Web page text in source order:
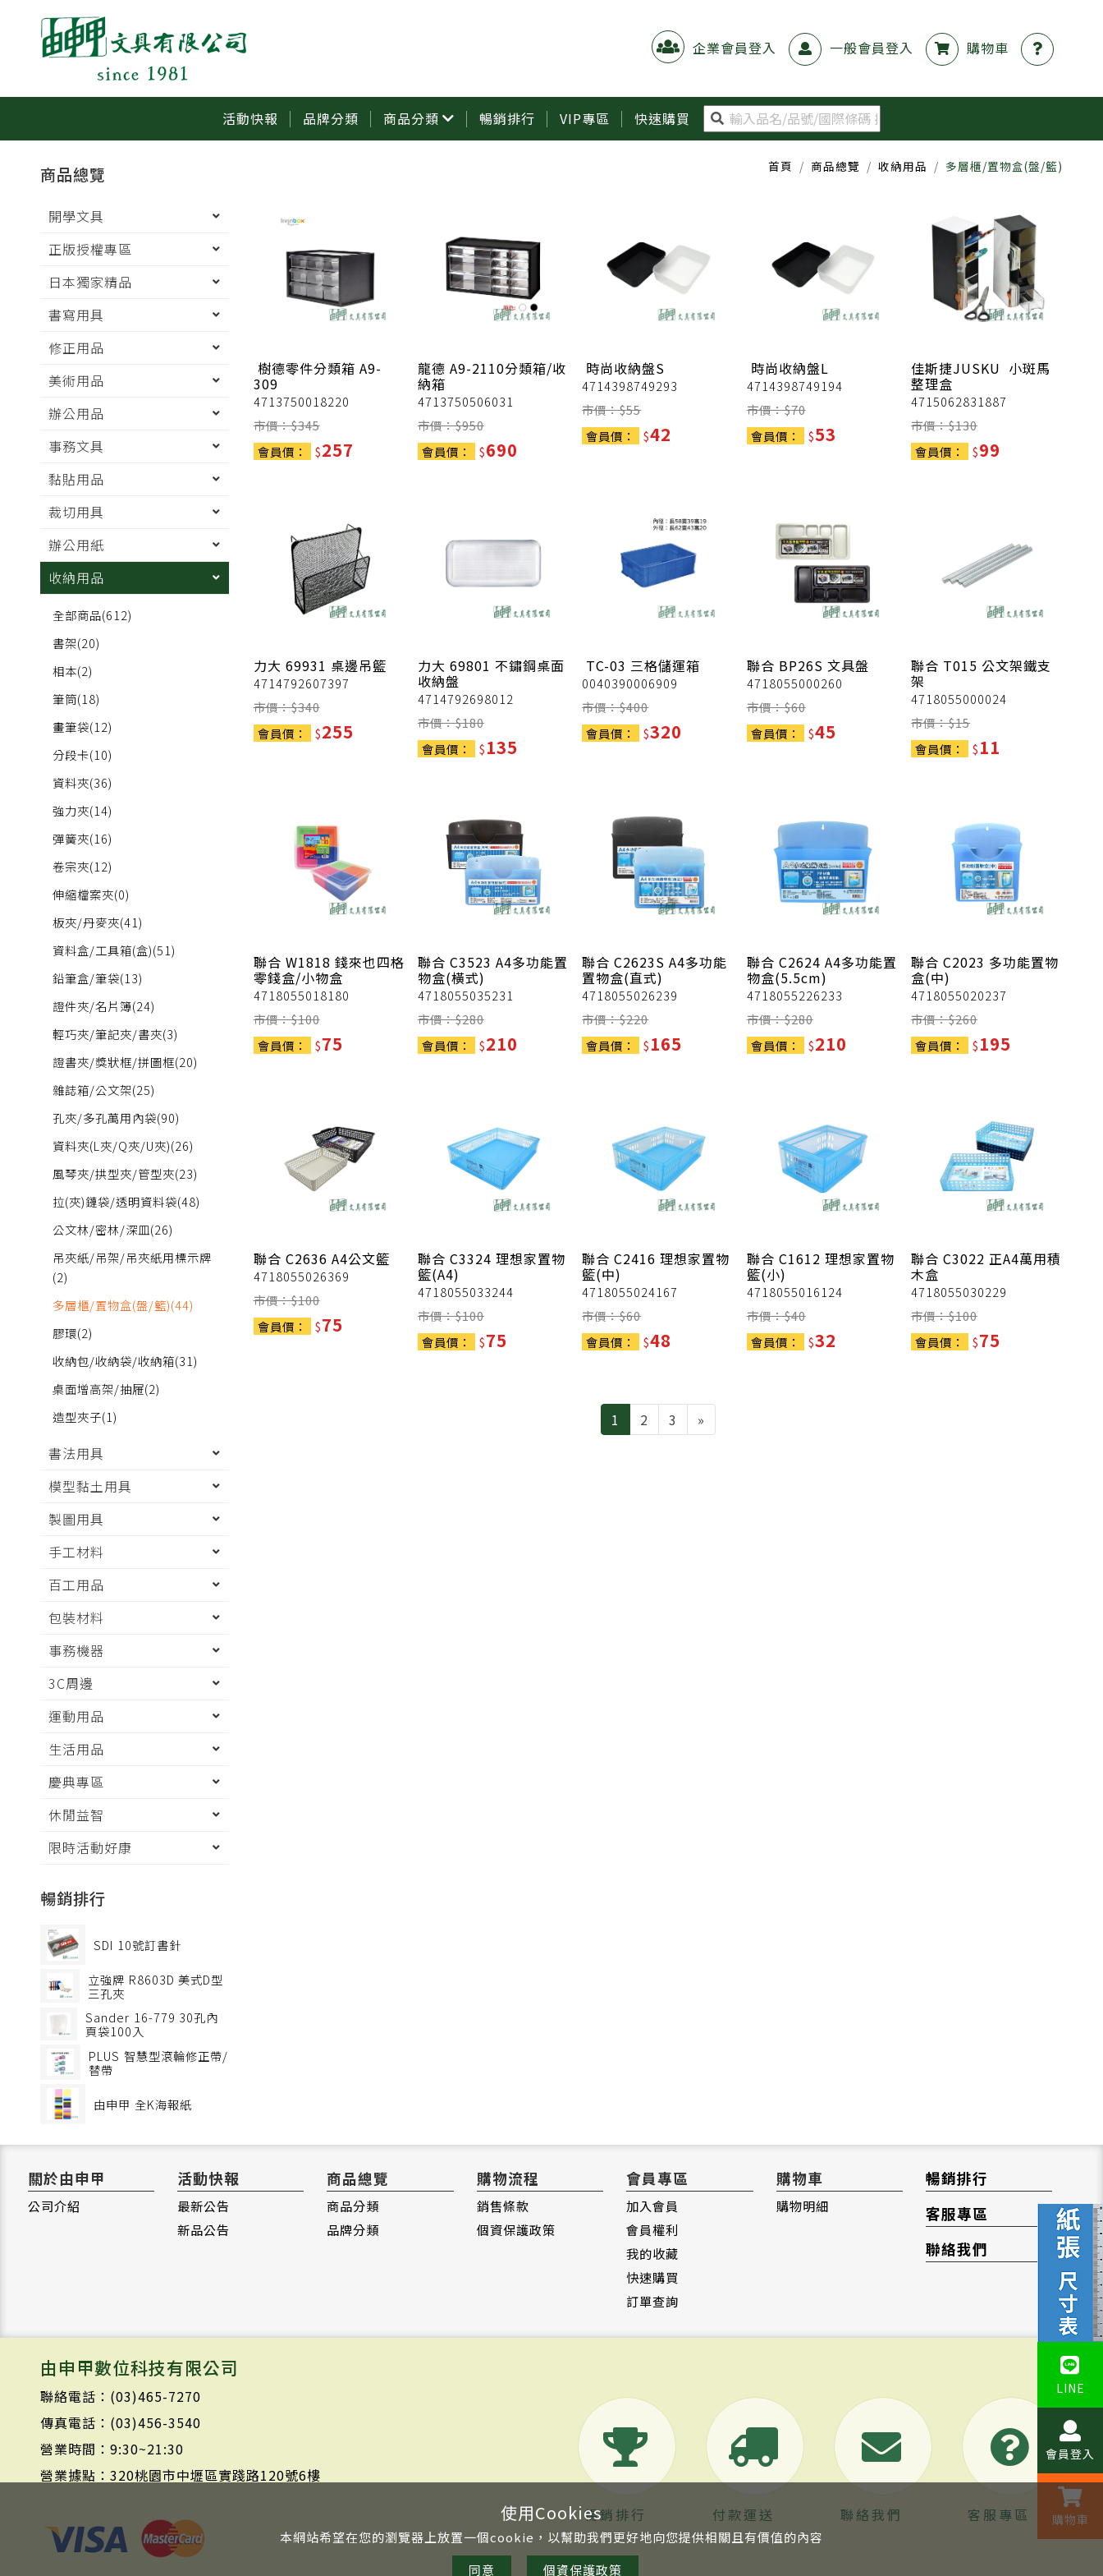
企業會員登入 一般會員登入 購物車
活動快報 品牌分類 商品分類 暢銷排行 VIP專區 快速購買
商品總覽
開學文具
正版授權專區
日本獨家精品
書寫用具
修正用品
美術用品
辦公用品
事務文具
黏貼用品
裁切用具
辦公用紙
收納用品
全部商品(612)
書架(20)
相本(2)
筆筒(18)
畫筆袋(12)
分段卡(10)
資料夾(36)
強力夾(14)
彈簧夾(16)
卷宗夾(12)
伸縮檔案夾(0)
板夾/丹麥夾(41)
資料盒/工具箱(盒)(51)
鉛筆盒/筆袋(13)
證件夾/名片簿(24)
輕巧夾/筆記夾/書夾(3)
證書夾/獎狀框/拼圖框(20)
雜誌箱/公文架(25)
孔夾/多孔萬用內袋(90)
資料夾(L夾/Q夾/U夾)(26)
風琴夾/拱型夾/管型夾(23)
拉(夾)鏈袋/透明資料袋(48)
公文林/密林/深皿(26)
吊夾紙/吊架/吊夾紙用標示牌
(2)
多層櫃/置物盒(盤/籃)(44)
膠環(2)
收納包/收納袋/收納箱(31)
桌面增高架/抽屜(2)
造型夾子(1)
書法用具
模型黏土用具
製圖用具
手工材料
百工用品
包裝材料
事務機器
3C周邊
運動用品
生活用品
慶典專區
休閒益智
限時活動好康
暢銷排行
SDI 10號訂書針
立強牌 R8603D 美式D型
三孔夾
Sander 16-779 30孔內
頁袋100入
PLUS 智慧型滾輪修正帶/
替帶
由申甲 全K海報紙
首頁 商品總覽 收納用品 多層櫃/置物盒(盤/籃)
樹德零件分類箱 A9-
309
4713750018220
市價：$345
會員價：
$257
龍德 A9-2110分類箱/收
納箱
4713750506031
市價：$950
會員價：
$690
時尚收納盤S
4714398749293
市價：$55
會員價：
$42
時尚收納盤L
4714398749194
市價：$70
會員價：
$53
佳斯捷JUSKU 小斑馬
整理盒
4715062831887
市價：$130
會員價：
$99
力大 69931 桌邊吊籃
4714792607397
市價：$340
會員價：
$255
力大 69801 不鏽鋼桌面
收納盤
4714792698012
市價：$180
會員價：
$135
TC-03 三格儲運箱
0040390006909
市價：$400
會員價：
$320
聯合 BP26S 文具盤
4718055000260
市價：$60
會員價：
$45
聯合 T015 公文架鐵支
架
4718055000024
市價：$15
會員價：
$11
聯合 W1818 錢來也四格
零錢盒/小物盒
4718055018180
市價：$100
會員價：
$75
聯合 C3523 A4多功能置
物盒(橫式)
4718055035231
市價：$280
會員價：
$210
聯合 C2623S A4多功能
置物盒(直式)
4718055026239
市價：$220
會員價：
$165
聯合 C2624 A4多功能置
物盒(5.5cm)
4718055226233
市價：$280
會員價：
$210
聯合 C2023 多功能置物
盒(中)
4718055020237
市價：$260
會員價：
$195
聯合 C2636 A4公文籃
4718055026369
市價：$100
會員價：
$75
聯合 C3324 理想家置物
籃(A4)
4718055033244
市價：$100
會員價：
$75
聯合 C2416 理想家置物
籃(中)
4718055024167
市價：$60
會員價：
$48
聯合 C1612 理想家置物
籃(小)
4718055016124
市價：$40
會員價：
$32
聯合 C3022 正A4萬用積
木盒
4718055030229
市價：$100
會員價：
$75
1 2 3 »
關於由申甲
公司介紹
活動快報
最新公告
新品公告
商品總覽
商品分類
品牌分類
購物流程
銷售條款
個資保護政策
會員專區
加入會員
會員權利
我的收藏
快速購買
訂單查詢
購物車
購物明細
暢銷排行
客服專區
聯絡我們
由申甲數位科技有限公司
聯絡電話：(03)465-7270
傳真電話：(03)456-3540
營業時間：9:30~21:30
營業據點：320桃園市中壢區實踐路120號6樓
暢銷排行
付款運送 聯絡我們 客服專區
LINE
會員登入
購物車
使用Cookies
本網站希望在您的瀏覽器上放置一個cookie，以幫助我們更好地向您提供相關且有價值的內容
同意
個資保護政策